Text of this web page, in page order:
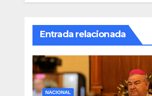
Entrada relacionada
NACIONAL